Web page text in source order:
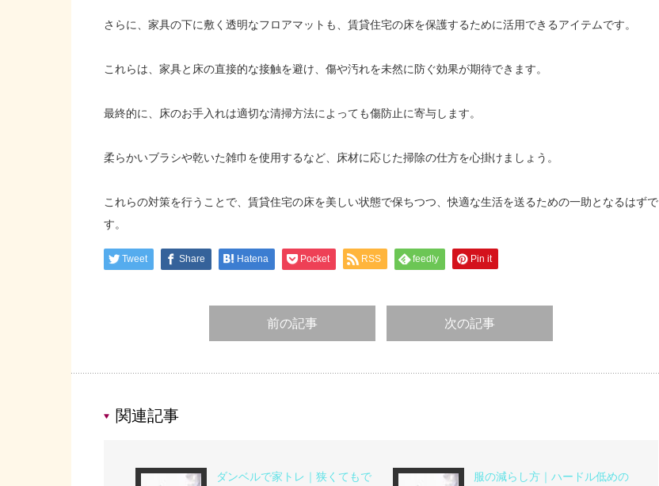
さらに、家具の下に敷く透明なフロアマットも、賃貸住宅の床を保護するために活用できるアイテムです。
これらは、家具と床の直接的な接触を避け、傷や汚れを未然に防ぐ効果が期待できます。
最終的に、床のお手入れは適切な清掃方法によっても傷防止に寄与します。
柔らかいブラシや乾いた雑巾を使用するなど、床材に応じた掃除の仕方を心掛けましょう。
これらの対策を行うことで、賃貸住宅の床を美しい状態で保ちつつ、快適な生活を送るための一助となるはずで
す。
Tweet Share Hatena Pocket RSS feedly Pin it
前の記事 次の記事
関連記事
ダンベルで家トレ｜狭くてもで
服の減らし方｜ハードル低めの